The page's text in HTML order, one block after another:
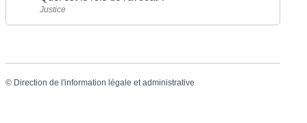
Justice
© Direction de l'information légale et administrative